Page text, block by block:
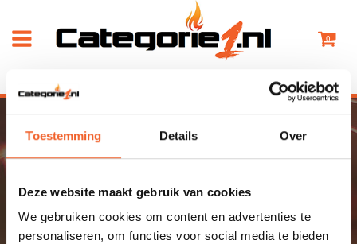
Toestemming Details Over
Deze website maakt gebruik van cookies
We gebruiken cookies om content en advertenties te
personaliseren, om functies voor social media te bieden
0
DIVERSEN
ZOEK HIER JOUW
VUURWERKDEALER